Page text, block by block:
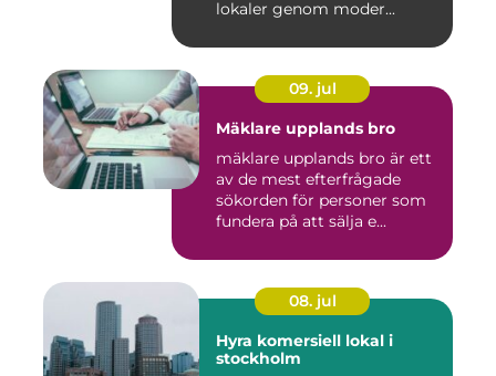
lokaler genom moder...
09. jul
Mäklare upplands bro
mäklare upplands bro är ett
av de mest efterfrågade
sökorden för personer som
fundera på att sälja e...
08. jul
Hyra komersiell lokal i
stockholm